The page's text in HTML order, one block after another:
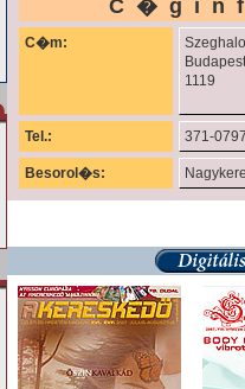
C�m:
Budapest
1119
Tel.: 371-
Besorol�s: